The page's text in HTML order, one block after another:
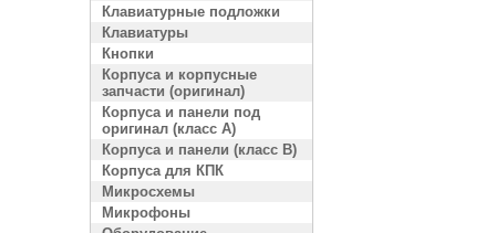
Клавиатурные подложки
Клавиатуры
Кнопки
Корпуса и корпусные
запчасти (оригинал)
Корпуса и панели под
оригинал (класс A)
Корпуса и панели (класс B)
Корпуса для КПК
Микросхемы
Микрофоны